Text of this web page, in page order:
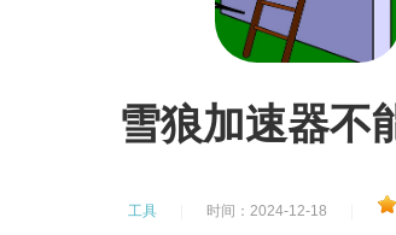
雪狼加速器不
工具 时间：2024-12-18